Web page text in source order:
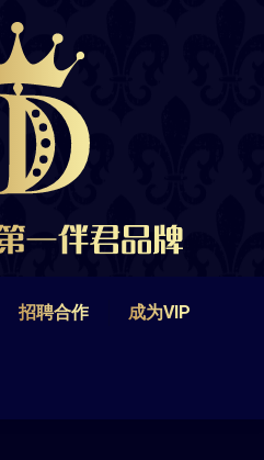
招聘合作 成为VIP
招聘合作
布里斯班